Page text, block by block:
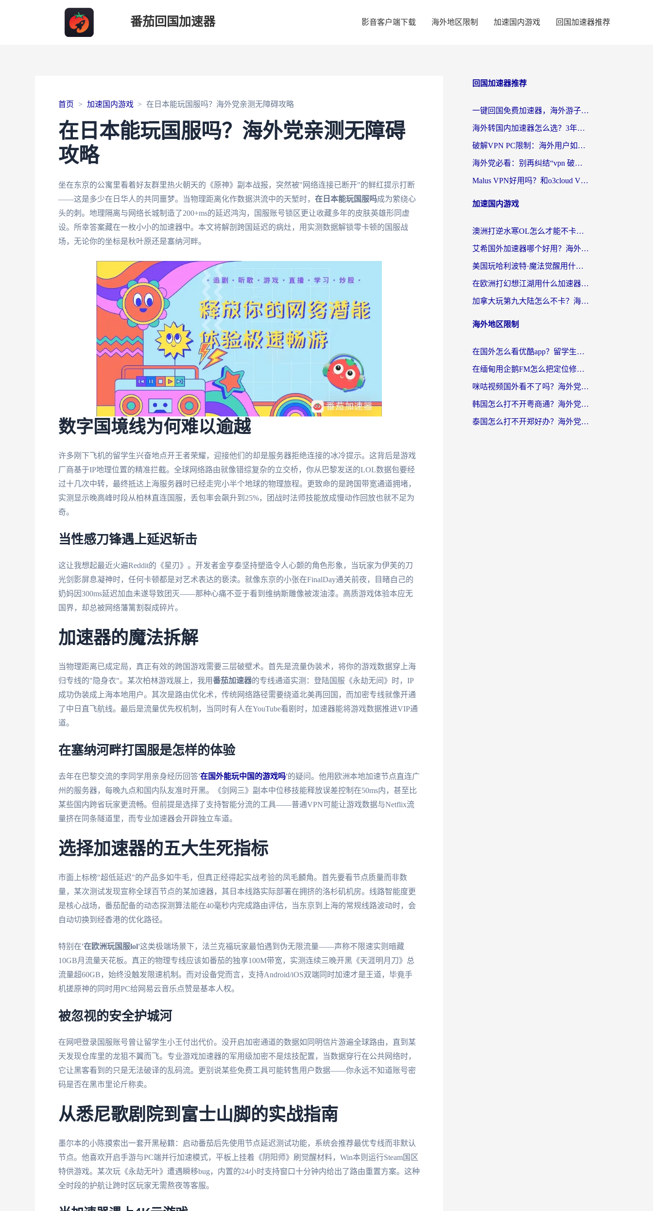
番茄回国加速器 影音客户端下载 海外地区限制 加速国内游戏 回国加速器推荐
首页 加速国内游戏 在日本能玩国服吗？海外党亲测无障碍攻略
在日本能玩国服吗？海外党亲测无障碍
攻略
坐在东京的公寓里看着好友群里热火朝天的《原神》副本战报，突然被"网络连接已断开"的鲜红提示打断
——这是多少在日华人的共同噩梦。当物理距离化作数据洪流中的天堑时， 在日本能玩国服吗成为萦绕心
头的刺。地理隔离与网络长城制造了200+ms的延迟鸿沟，国服账号锁区更让收藏多年的皮肤英雄形同虚
设。所幸答案藏在一枚小小的加速器中。本文将解剖跨国延迟的病灶，用实测数据解锁零卡顿的国服战
场，无论你的坐标是秋叶原还是塞纳河畔。
数字国境线为何难以逾越
许多刚下飞机的留学生兴奋地点开王者荣耀，迎接他们的却是服务器拒绝连接的冰冷提示。这背后是游戏
厂商基于IP地理位置的精准拦截。全球网络路由就像错综复杂的立交桥，你从巴黎发送的LOL数据包要经
过十几次中转，最终抵达上海服务器时已经走完小半个地球的物理旅程。更致命的是跨国带宽通道拥堵，
实测显示晚高峰时段从柏林直连国服，丢包率会飙升到25%，团战时法师技能放成慢动作回放也就不足为
奇。
当性感刀锋遇上延迟斩击
这让我想起最近火遍Reddit的《星刃》。开发者金亨泰坚持塑造令人心颤的角色形象，当玩家为伊芙的刀
光剑影屏息凝神时，任何卡顿都是对艺术表达的亵渎。就像东京的小张在FinalDay通关前夜，目睹自己的
奶妈因300ms延迟加血未遂导致团灭——那种心痛不亚于看到维纳斯雕像被泼油漆。高质游戏体验本应无
国界，却总被网络藩篱割裂成碎片。
加速器的魔法拆解
当物理距离已成定局，真正有效的跨国游戏需要三层破壁术。首先是流量伪装术，将你的游戏数据穿上海
归专线的"隐身衣"。某次柏林游戏展上，我用番茄加速器的专线通道实测：登陆国服《永劫无间》时，IP
成功伪装成上海本地用户。其次是路由优化术，传统网络路径需要绕道北美再回国，而加密专线就像开通
了中日直飞航线。最后是流量优先权机制，当同时有人在YouTube看剧时，加速器能将游戏数据推进VIP通
道。
在塞纳河畔打国服是怎样的体验
去年在巴黎交流的李同学用亲身经历回答'在国外能玩中国的游戏吗'的疑问。他用欧洲本地加速节点直连广
州的服务器，每晚九点和国内队友准时开黑。《剑网三》副本中位移技能释放误差控制在50ms内，甚至比
某些国内跨省玩家更流畅。但前提是选择了支持智能分流的工具——普通VPN可能让游戏数据与Netflix流
量挤在同条隧道里，而专业加速器会开辟独立车道。
选择加速器的五大生死指标
市面上标榜"超低延迟"的产品多如牛毛，但真正经得起实战考验的凤毛麟角。首先要看节点质量而非数
量，某次测试发现宣称全球百节点的某加速器，其日本线路实际部署在拥挤的洛杉矶机房。线路智能度更
是核心战场，番茄配备的动态探测算法能在40毫秒内完成路由评估，当东京到上海的常规线路波动时，会
自动切换到经香港的优化路径。
特别在'在欧洲玩国服lol'这类极端场景下，法兰克福玩家最怕遇到伪无限流量——声称不限速实则暗藏
10GB月流量天花板。真正的物理专线应该如番茄的独享100M带宽，实测连续三晚开黑《天涯明月刀》总
流量超60GB，始终没触发限速机制。而对设备党而言，支持Android/iOS双端同时加速才是王道，毕竟手
机搓原神的同时用PC给网易云音乐点赞是基本人权。
被忽视的安全护城河
在网吧登录国服账号曾让留学生小王付出代价。没开启加密通道的数据如同明信片游遍全球路由，直到某
天发现仓库里的龙狙不翼而飞。专业游戏加速器的军用级加密不是炫技配置，当数据穿行在公共网络时，
它让黑客看到的只是无法破译的乱码流。更别说某些免费工具可能转售用户数据——你永远不知道账号密
码是否在黑市里论斤称卖。
从悉尼歌剧院到富士山脚的实战指南
墨尔本的小陈摸索出一套开黑秘籍：启动番茄后先使用节点延迟测试功能，系统会推荐最优专线而非默认
节点。他喜欢开启手游与PC端并行加速模式，平板上挂着《阴阳师》刷觉醒材料，Win本则运行Steam国区
特供游戏。某次玩《永劫无叶》遭遇瞬移bug，内置的24小时支持窗口十分钟内给出了路由重置方案。这种
全时段的护航让跨时区玩家无需熬夜等客服。
回国加速器推荐
一键回国免费加速器，海外游子的数字归乡路
海外转国内加速器怎么选？3年海外党亲测指南，无缝刷剧玩游戏不再难
破解VPN PC限制：海外用户如何选择回国加速器实现无缝访问国内资源
海外党必看：别再纠结“vpn 破解”，这样选回国加速器才能真正无缝访问国内资源
Malus VPN好用吗？和o3cloud VPN对比哪个回国效果更好？
加速国内游戏
澳洲打逆水寒OL怎么才能不卡？海外玩家国服游戏加速终极指南（附梦幻模拟战地铁跑酷解决办法）
艾希国外加速器哪个好用？海外玩家国服游戏畅玩终极指南（附欧洲玩鸣潮街头篮球实测）
美国玩哈利波特·魔法觉醒用什么加速器？告别延迟的终极指南（含免费QQ炫舞方案+印尼妄想山海秘籍）
在欧洲打幻想江湖用什么加速器好？海外玩家国服游戏畅玩指南
加拿大玩第九大陆怎么不卡？海外玩家国服游戏加速全攻略（附足球世界萤火突击实测）
海外地区限制
在国外怎么看优酷app？留学生海外华人必看的无限制追剧指南
在缅甸用企鹅FM怎么把定位修改到中国国内？海外党解决地域限制的实用指南
咪咕视频国外看不了吗？海外党亲测有效的回国加速解决方案
韩国怎么打不开粤商通？海外党必看的回国加速器选择指南（附加拿大农行俄罗斯有缘网解决方案）
泰国怎么打不开郑好办？海外党回国服务+影音追剧全搞定的实用指南